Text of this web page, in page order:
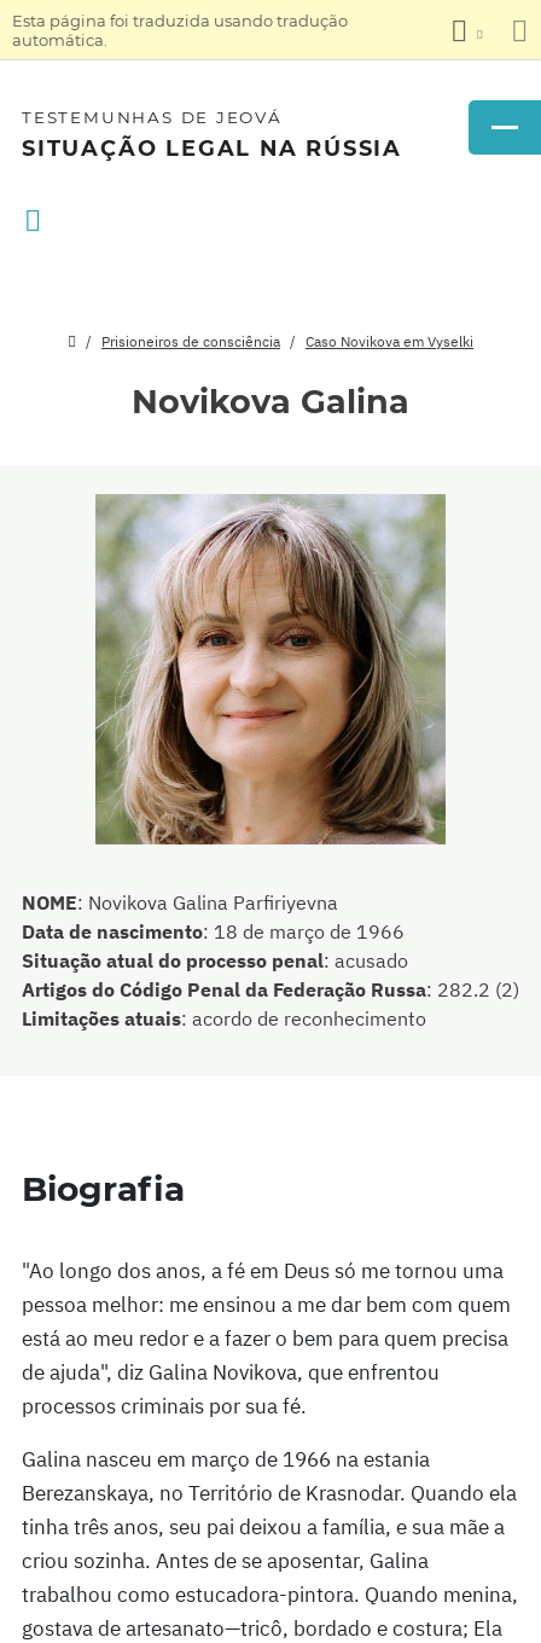
Esta página foi traduzida usando tradução
automática.
TESTEMUNHAS DE JEOVÁ
SITUAÇÃO LEGAL NA RÚSSIA
Prisioneiros de consciência Caso Novikova em Vyselki
Novikova Galina
NOME: Novikova Galina Parfiriyevna
Data de nascimento: 18 de março de 1966
Situação atual do processo penal: acusado
Artigos do Código Penal da Federação Russa: 282.2 (2)
Limitações atuais: acordo de reconhecimento
Biografia
"Ao longo dos anos, a fé em Deus só me tornou uma
pessoa melhor: me ensinou a me dar bem com quem
está ao meu redor e a fazer o bem para quem precisa
de ajuda", diz Galina Novikova, que enfrentou
processos criminais por sua fé.
Galina nasceu em março de 1966 na estania
Berezanskaya, no Território de Krasnodar. Quando ela
tinha três anos, seu pai deixou a família, e sua mãe a
criou sozinha. Antes de se aposentar, Galina
trabalhou como estucadora-pintora. Quando menina,
gostava de artesanato—tricô, bordado e costura; Ela